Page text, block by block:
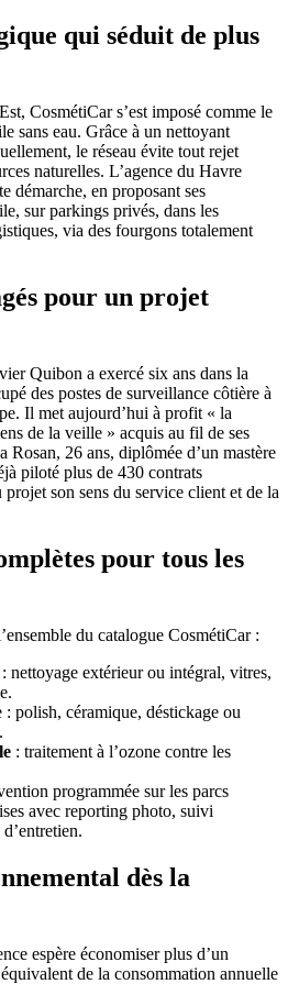
qui séduit de plus
CosmétiCar s’est imposé comme le
sans eau. Grâce à un nettoyant
le réseau évite tout rejet
naturelles. L’agence du Havre
démarche, en proposant ses
sur parkings privés, dans les
via des fourgons totalement
pour un projet
Quibon a exercé six ans dans la
des postes de surveillance côtière à
Il met aujourd’hui à profit « la
de la veille » acquis au fil de ses
Rosan, 26 ans, diplômée d’un mastère
piloté plus de 430 contrats
son sens du service client et de la
pour tous les
du catalogue CosmétiCar :
nettoyage extérieur ou intégral, vitres,
polish, céramique, déstickage ou
: traitement à l’ozone contre les
programmée sur les parcs
avec reporting photo, suivi
dès la
espère économiser plus d’un
de la consommation annuelle